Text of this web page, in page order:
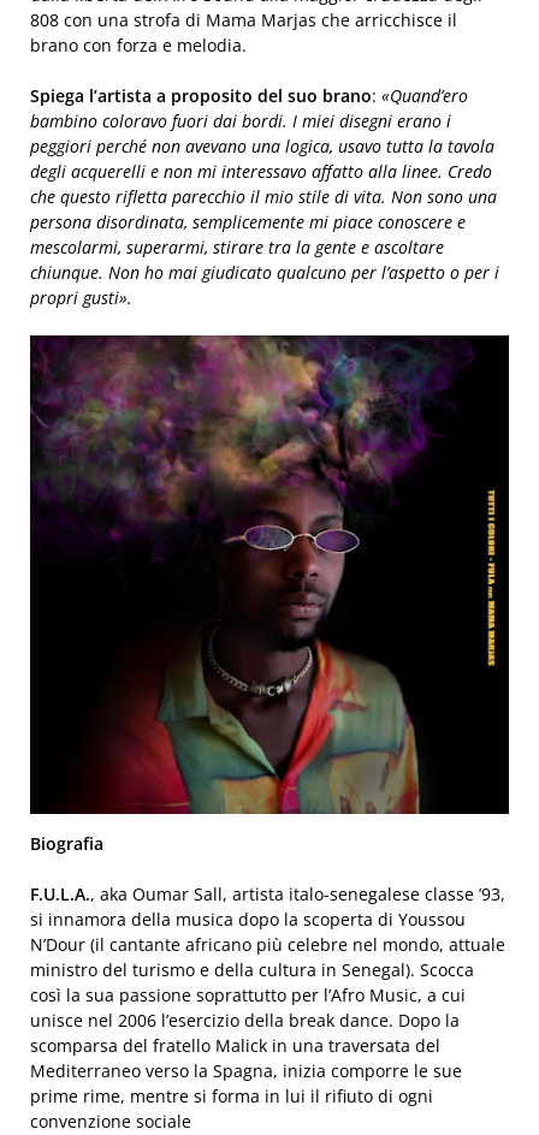
808 con una strofa di Mama Marjas che arricchisce il
brano con forza e melodia.
Spiega l’artista a proposito del suo brano: «Quand’ero
bambino coloravo fuori dai bordi. I miei disegni erano i
peggiori perché non avevano una logica, usavo tutta la tavola
degli acquerelli e non mi interessavo affatto alla linee. Credo
che questo rifletta parecchio il mio stile di vita. Non sono una
persona disordinata, semplicemente mi piace conoscere e
mescolarmi, superarmi, stirare tra la gente e ascoltare
chiunque. Non ho mai giudicato qualcuno per l’aspetto o per i
propri gusti».
Biografia
F.U.L.A., aka Oumar Sall, artista italo-senegalese classe ’93,
si innamora della musica dopo la scoperta di Youssou
N’Dour (il cantante africano più celebre nel mondo, attuale
ministro del turismo e della cultura in Senegal). Scocca
così la sua passione soprattutto per l’Afro Music, a cui
unisce nel 2006 l’esercizio della break dance. Dopo la
scomparsa del fratello Malick in una traversata del
Mediterraneo verso la Spagna, inizia comporre le sue
prime rime, mentre si forma in lui il rifiuto di ogni
convenzione sociale